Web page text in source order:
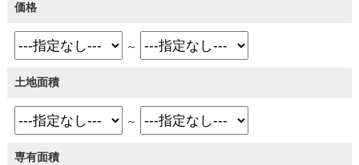
価格
～
土地面積
～
専有面積